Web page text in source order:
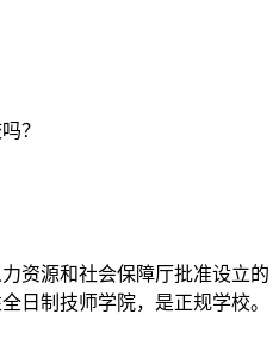
？
资源和社会保障厅批准设立的
日制技师学院，是正规学校。